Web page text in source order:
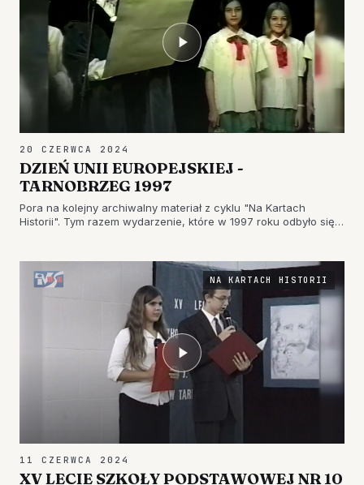
20 CZERWCA 2024
DZIEŃ UNII EUROPEJSKIEJ -
TARNOBRZEG 1997
Pora na kolejny archiwalny materiał z cyklu "Na Kartach
Historii". Tym razem wydarzenie, które w 1997 roku odbyło się
NA KARTACH HISTORII
11 CZERWCA 2024
XV LECIE SZKOŁY PODSTAWOWEJ NR 10